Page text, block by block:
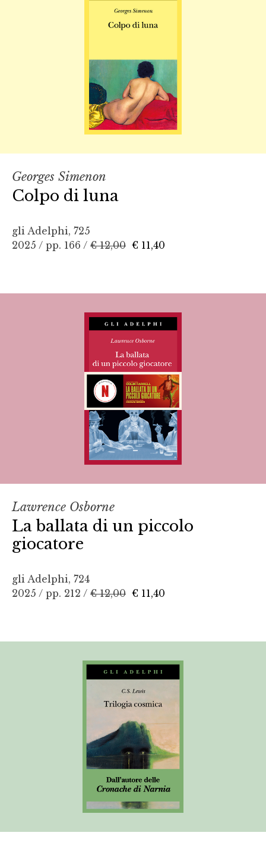
Georges Simenon
Colpo di luna
gli Adelphi, 725
2025 / pp. 166 / € 12,00 € 11,40
Lawrence Osborne
La ballata di un piccolo
giocatore
gli Adelphi, 724
2025 / pp. 212 / € 12,00 € 11,40